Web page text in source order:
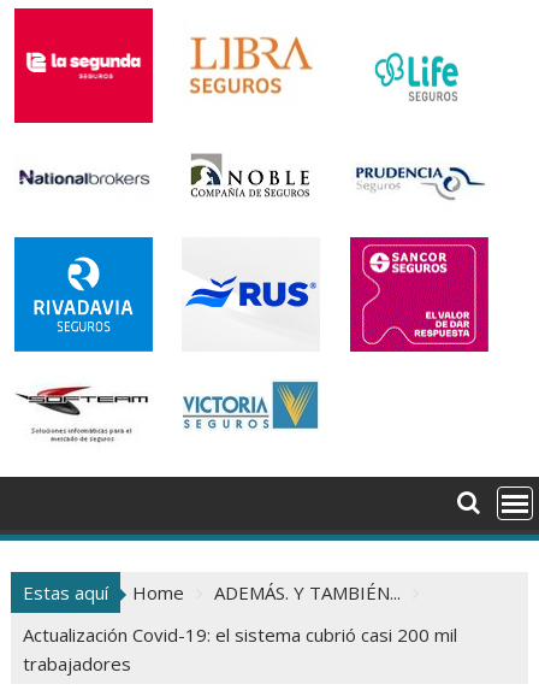
Estas aquí Home
ADEMÁS. Y TAMBIÉN...
Actualización Covid-19: el sistema cubrió casi 200 mil
trabajadores